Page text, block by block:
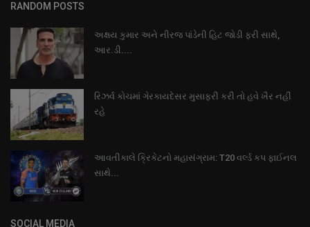
RANDOM POSTS
અક્ષય કુમાર અને નીરજ પાંડેની હિટ જોડી ફરી સાથે,
આર.ડી....
રિઝર્વ કોચમાં ગેરકાયદેસર મુસાફરી કરી તો હવે ખૈર નહીં
રહે
આવતીકાલે ક્રિકેટનો મહાસંગ્રામ: T20 વર્લ્ડ કપ ફાઈનલ
સાથે...
SOCIAL MEDIA